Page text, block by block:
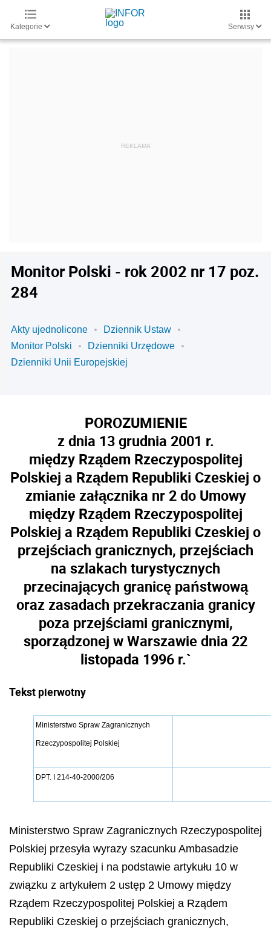
Kategorie Serwisy
Monitor Polski - rok 2002 nr 17 poz.
284
Akty ujednolicone
Dziennik Ustaw
Monitor Polski
Dzienniki Urzędowe
Dzienniki Unii Europejskiej
POROZUMIENIE
z dnia 13 grudnia 2001 r.
między Rządem Rzeczypospolitej
Polskiej a Rządem Republiki Czeskiej o
zmianie załącznika nr 2 do Umowy
między Rządem Rzeczypospolitej
Polskiej a Rządem Republiki Czeskiej o
przejściach granicznych, przejściach
na szlakach turystycznych
przecinających granicę państwową
oraz zasadach przekraczania granicy
poza przejściami granicznymi,
sporządzonej w Warszawie dnia 22
listopada 1996 r.`
Tekst pierwotny
Ministerstwo Spraw Zagranicznych
Rzeczypospolitej Polskiej
DPT. I 214-40-2000/206
Ministerstwo Spraw Zagranicznych Rzeczypospolitej
Polskiej przesyła wyrazy szacunku Ambasadzie
Republiki Czeskiej i na podstawie artykułu 10 w
związku z artykułem 2 ustęp 2 Umowy między
Rządem Rzeczypospolitej Polskiej a Rządem
Republiki Czeskiej o przejściach granicznych,